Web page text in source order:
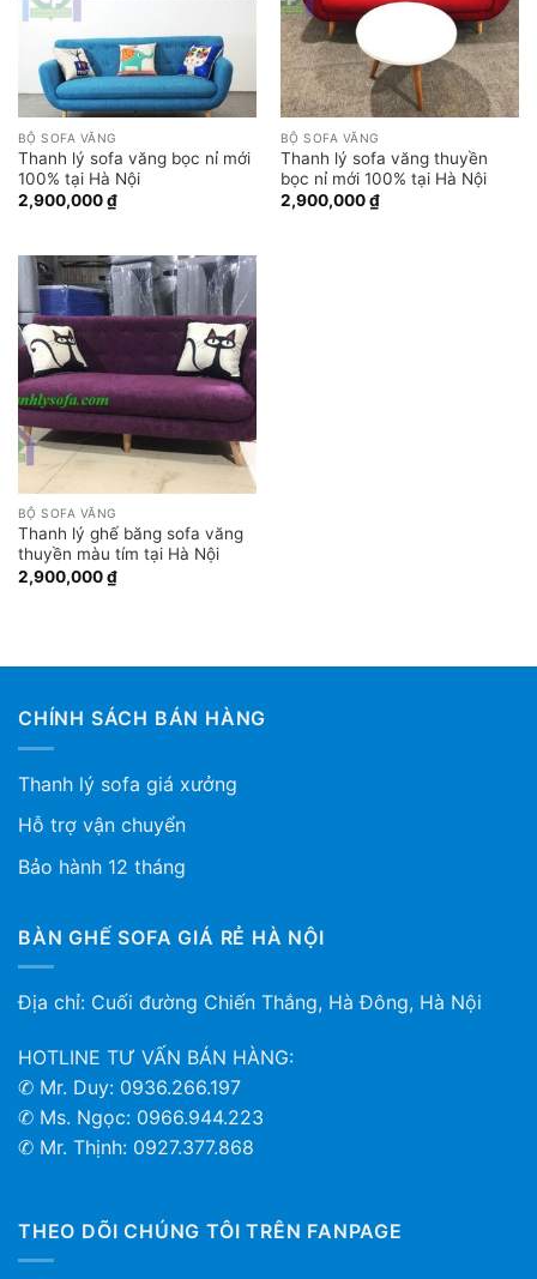
BỘ SOFA VĂNG
Thanh lý sofa văng bọc nỉ mới
100% tại Hà Nội
2,900,000₫
BỘ SOFA VĂNG
Thanh lý sofa văng thuyền
bọc nỉ mới 100% tại Hà Nội
2,900,000₫
BỘ SOFA VĂNG
Thanh lý ghế băng sofa văng
thuyền màu tím tại Hà Nội
2,900,000₫
CHÍNH SÁCH BÁN HÀNG
Thanh lý sofa giá xưởng
Hỗ trợ vận chuyển
Bảo hành 12 tháng
BÀN GHẾ SOFA GIÁ RẺ HÀ NỘI
Địa chỉ: Cuối đường Chiến Thắng, Hà Đông, Hà Nội
HOTLINE TƯ VẤN BÁN HÀNG:
✆ Mr. Duy: 0936.266.197
✆ Ms. Ngọc: 0966.944.223
✆ Mr. Thịnh: 0927.377.868
THEO DÕI CHÚNG TÔI TRÊN FANPAGE